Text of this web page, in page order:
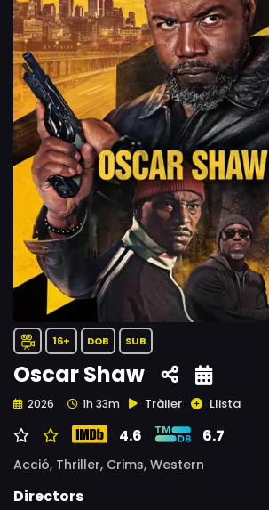
16+ DOB SUB
Oscar Shaw
2026 1h 33m Tràiler Llista
4.6 6.7
Acció, Thriller, Crims, Western
Directors